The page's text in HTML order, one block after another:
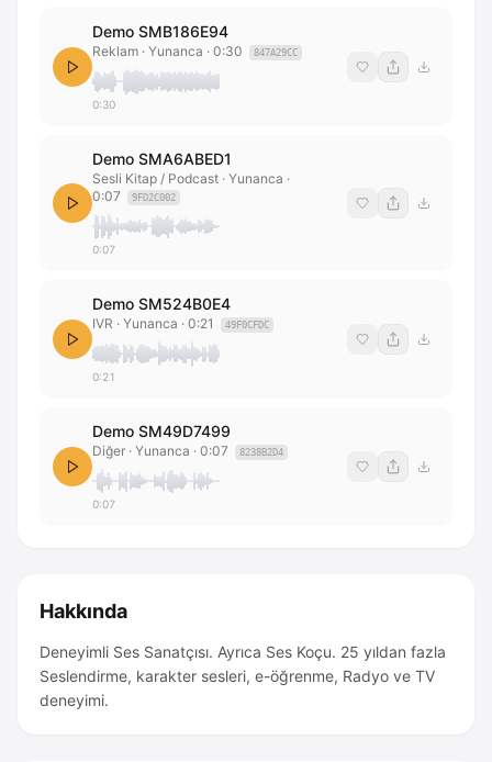
Demo SMB186E94
Reklam · Yunanca · 0:30 847A29CC
0:30
Demo SMA6ABED1
Sesli Kitap / Podcast · Yunanca ·
0:07
9FD2C002
0:07
Demo SM524B0E4
IVR · Yunanca · 0:21 49F0CFDC
0:21
Demo SM49D7499
Diğer · Yunanca · 0:07 8238B2D4
0:07
Hakkında
Deneyimli Ses Sanatçısı. Ayrıca Ses Koçu. 25 yıldan fazla
Seslendirme, karakter sesleri, e-öğrenme, Radyo ve TV
deneyimi.